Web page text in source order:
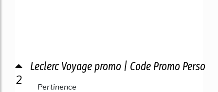
2
Leclerc Voyage promo | Code Promo Perso
Pertinence